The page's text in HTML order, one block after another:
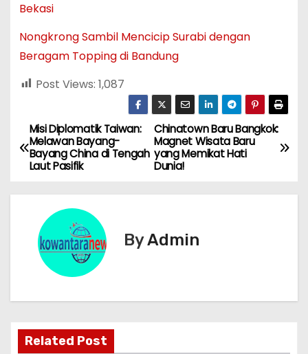
Bekasi
Nongkrong Sambil Mencicip Surabi dengan
Beragam Topping di Bandung
Post Views: 1,087
N
a
v
Chinatown Baru Bangkok:
Magnet Wisata Baru
yang Memikat Hati
Dunia!
Misi Diplomatik Taiwan:
Melawan Bayang-
Bayang China di Tengah
Laut Pasifik
ByAdmin
Related Post